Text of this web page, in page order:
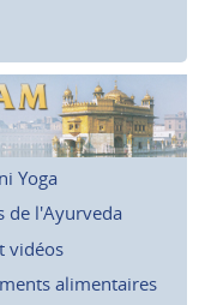
Yoga
de l'Ayurveda
vidéos
alimentaires